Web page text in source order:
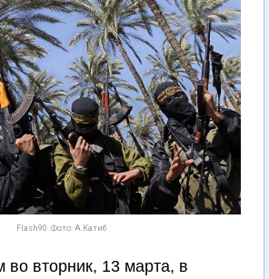
Flash90. Фото: А.Катиб
во вторник, 13 марта, в